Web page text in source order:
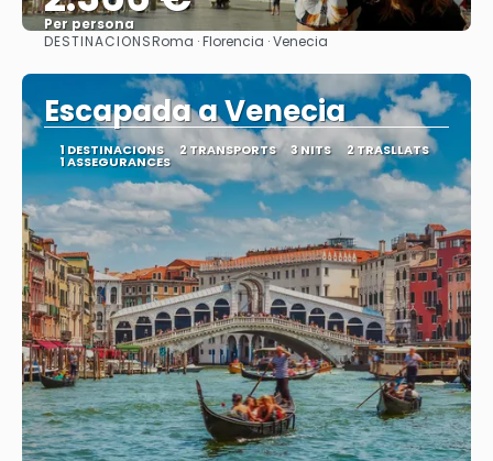
Per persona
Veure
DESTINACIONSRoma · Florencia · Venecia
Escapada a Venecia
1 DESTINACIONS 2 TRANSPORTS 3 NITS 2 TRASLLATS
1 ASSEGURANCES